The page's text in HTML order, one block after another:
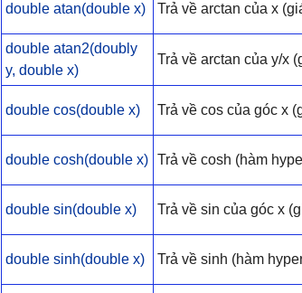
double atan(double x) Trả về arctan của x
double atan2(doubly
y, double x)
Trả về arctan của y/x
double cos(double x) Trả về cos của góc x
double cosh(double x) Trả về cosh (hàm
double sin(double x) Trả về sin của góc x
double sinh(double x) Trả về sinh (hàm